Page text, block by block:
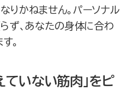
りかねません。パーソナル
らず、あなたの身体に合わ
。
いない筋肉」をピ